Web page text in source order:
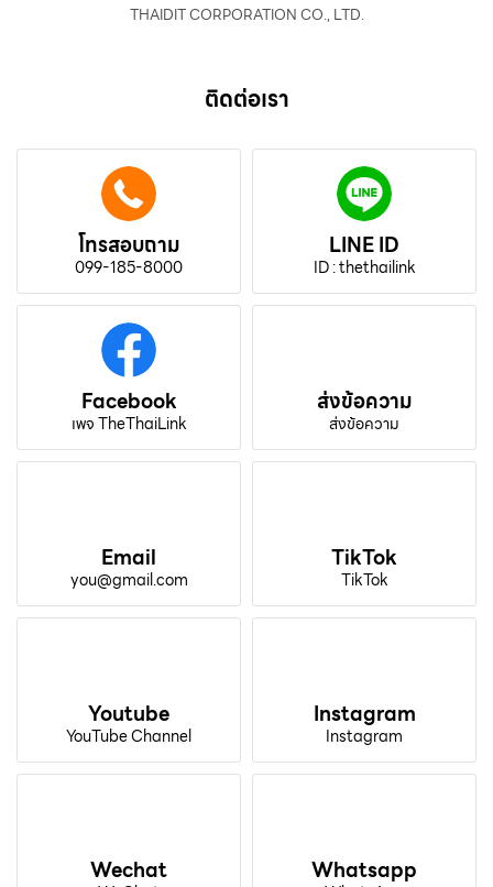
THAIDIT CORPORATION CO., LTD.
ติดต่อเรา
โทรสอบถาม
099-185-8000
LINE ID
ID : thethailink
Facebook
เพจ TheThaiLink
ส่งข้อความ
ส่งข้อความ
Email
you@gmail.com
TikTok
TikTok
Youtube
YouTube Channel
Instagram
Instagram
Wechat Whatsapp